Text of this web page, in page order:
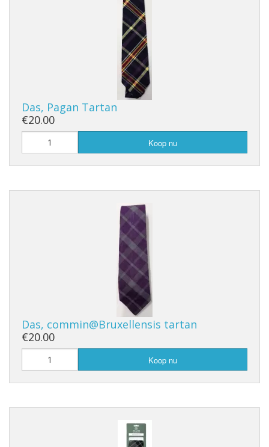
Das, Pagan Tartan
€20.00
Koop nu
Das, commin@Bruxellensis tartan
€20.00
Koop nu